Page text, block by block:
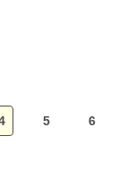
5 6